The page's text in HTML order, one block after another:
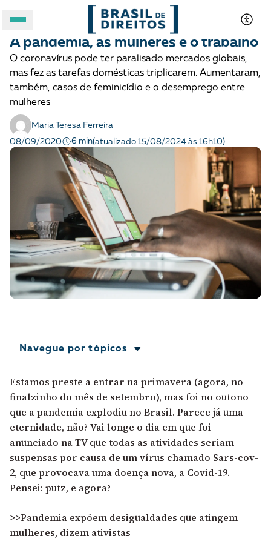
A BRASIL DE DIREITOS
ASSUNTOS
FORMATOS
Apoie a Brasil de Direitos
A [BD] conta as histórias de quem defende
direitos humanos no Brasil. Para continuar,
Opinião
A pandemia, as mulheres e o trabalho
O coronavírus pode ter paralisado mercados globais,
mas fez as tarefas domésticas triplicarem. Aumentaram,
também, casos de feminicídio e o desemprego entre
mulheres
Maria Teresa Ferreira
08/09/2020
6 min(atualizado 15/08/2024 às 16h10)
Navegue por tópicos
Estamos preste a entrar na primavera (agora, no
finalzinho do mês de setembro), mas foi no outono
que a pandemia explodiu no Brasil. Parece já uma
eternidade, não? Vai longe o dia em que foi
anunciado na TV que todas as atividades seriam
suspensas por causa de um vírus chamado Sars-cov-
2, que provocava uma doença nova, a Covid-19.
Pensei: putz, e agora?
>>Pandemia expõem desigualdades que atingem
mulheres, dizem ativistas